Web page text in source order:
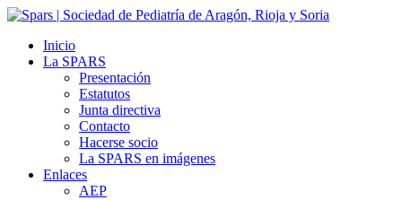
Inicio
La SPARS
Presentación
Estatutos
Junta directiva
Contacto
Hacerse socio
La SPARS en imágenes
Enlaces
AEP